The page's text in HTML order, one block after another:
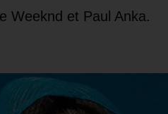
Weeknd et Paul Anka.